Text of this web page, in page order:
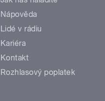
Nápověda
Lidé v rádiu
Kariéra
Kontakt
Rozhlasový poplatek